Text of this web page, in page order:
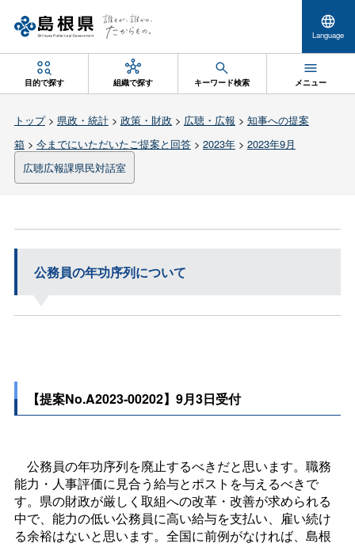
Language
目的で探す 組織で探す キーワード検索 メニュー
トップ> 県政・統計> 政策・財政 > 広聴・広報 > 知事への提案
箱> 今までにいただいたご提案と回答> 2023年> 2023年9月
広聴広報課県民対話室
公務員の年功序列について
【提案No.A2023-00202】9月3日受付
公務員の年功序列を廃止するべきだと思います。職務
能力・人事評価に見合う給与とポストを与えるべきで
す。県の財政が厳しく取組への改革・改善が求められる
中で、能力の低い公務員に高い給与を支払い、雇い続け
る余裕はないと思います。全国に前例がなければ、島根